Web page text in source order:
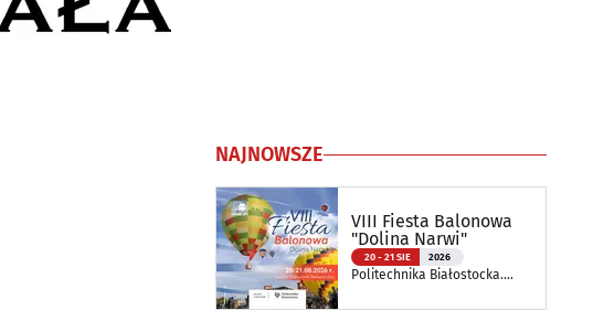
NAJNOWSZE
VIII Fiesta Balonowa
"Dolina Narwi"
20 - 21 SIE 2026
Politechnika Białostocka.